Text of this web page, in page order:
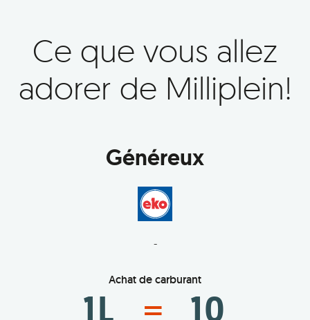
Ce que vous allez
adorer de Milliplein!
Généreux
-
Achat de carburant
1L = 10